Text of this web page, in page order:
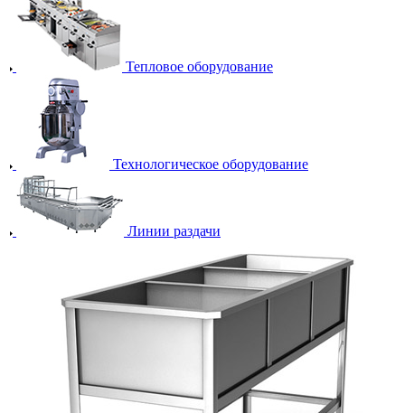
Тепловое оборудование
Технологическое оборудование
Линии раздачи